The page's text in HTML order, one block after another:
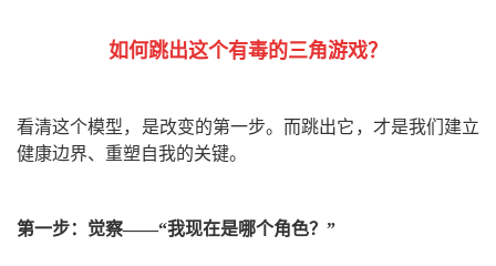
如何跳出这个有毒的三角游戏？
看清这个模型，是改变的第一步。而跳出它，才是我们建立
健康边界、重塑自我的关键。
第一步：觉察——“我现在是哪个角色？”